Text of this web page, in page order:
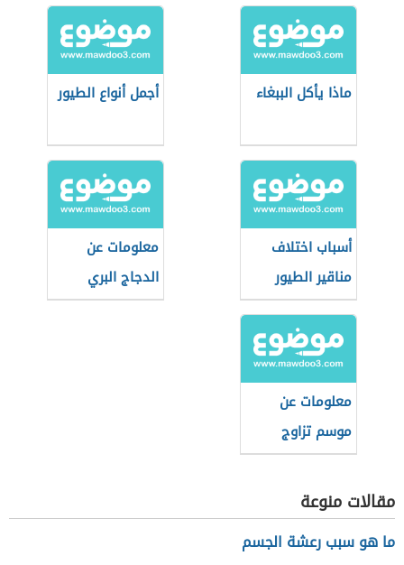
ماذا يأكل الببغاء أجمل أنواع الطيور
أسباب اختلاف
مناقير الطيور
معلومات عن
الدجاج البري
معلومات عن
موسم تزاوج
الحجل البري
مقالات منوعة
ما هو سبب رعشة الجسم